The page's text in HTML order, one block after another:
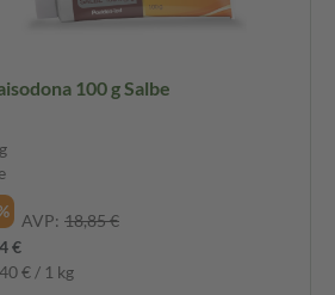
100 g Salbe
AVP: 18,85 €
€
€ / 1 kg